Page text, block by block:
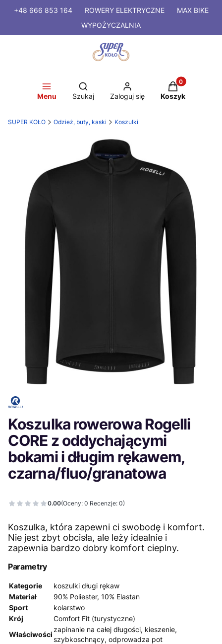
+48 666 853 164 ROWERYELEKTRYCZNE
MAX BIKE
WYPOŻYCZALNIA
Menu
Otwórz wyszukiwarkę
Szukaj Zaloguj się
Produkty w
Koszyk
SUPER KOŁO Odzież, buty, kaski Koszulki
Koszulka rowerowa Rogelli
CORE z oddychającymi
bokami i długim rękawem,
czarna/fluo/granatowa
0.00(Oceny: 0 Recenzje: 0)
Koszulka, która zapewni ci swobodę i komfort.
Nie jest zbyt obcisła, ale leży idealnie i
zapewnia bardzo dobry komfort cieplny.
Parametry
Kategorie
koszulki długi rękaw
Materiał
90% Poliester, 10% Elastan
Sport
kolarstwo
Krój
Comfort Fit (turystyczne)
Właściwości
zapinanie na całej długości, kieszenie,
szybkoschnący, odprowadza pot